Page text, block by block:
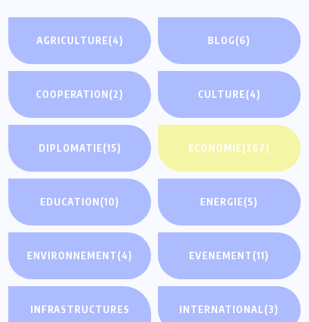
AGRICULTURE(4) BLOG(6)
COOPERATION(2) CULTURE(4)
DIPLOMATIE(15) ECONOMIE(267)
EDUCATION(10) ENERGIE(5)
ENVIRONNEMENT(4) EVENEMENT(11)
INFRASTRUCTURES
INTERNATIONAL(3)